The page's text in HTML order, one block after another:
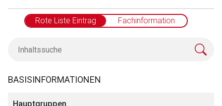
Rote Liste Eintrag Fachinformation
BASISINFORMATIONEN
Hauptgruppen